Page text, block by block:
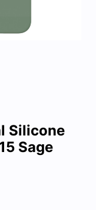
Silicone
Sage